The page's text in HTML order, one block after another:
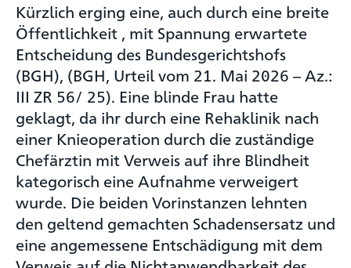
Kürzlich erging eine, auch durch eine breite
Öffentlichkeit , mit Spannung erwartete
Entscheidung des Bundesgerichtshofs
(BGH), (BGH, Urteil vom 21. Mai 2026 – Az.:
III ZR 56/ 25). Eine blinde Frau hatte
geklagt, da ihr durch eine Rehaklinik nach
einer Knieoperation durch die zuständige
Chefärztin mit Verweis auf ihre Blindheit
kategorisch eine Aufnahme verweigert
wurde. Die beiden Vorinstanzen lehnten
den geltend gemachten Schadensersatz und
eine angemessene Entschädigung mit dem